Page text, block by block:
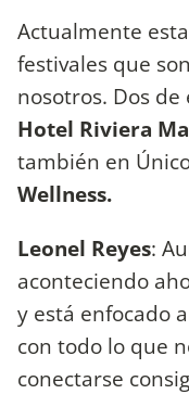
Actualmente
festivales que
nosotros. Dos de
Hotel Riviera
también en
Wellness.
Leonel Reyes:
aconteciendo
y está enfocado
con todo lo que
conectarse